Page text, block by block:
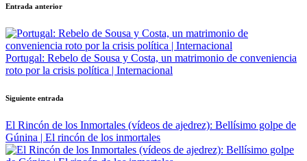
Navegación
de
entradas
Entrada anterior
Portugal: Rebelo de Sousa y Costa, un matrimonio de conveniencia
roto por la crisis política | Internacional
Siguiente entrada
El Rincón de los Inmortales (vídeos de ajedrez): Bellísimo golpe de
Gúnina | El rincón de los inmortales